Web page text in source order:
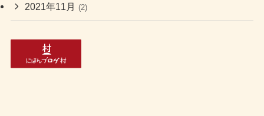
2021年11月 (2)